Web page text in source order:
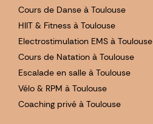
Cours de Danse à Toulouse
HIIT & Fitness à Toulouse
Electrostimulation EMS à Toulouse
Cours de Natation à Toulouse
Escalade en salle à Toulouse
Vélo & RPM à Toulouse
Coaching privé à Toulouse